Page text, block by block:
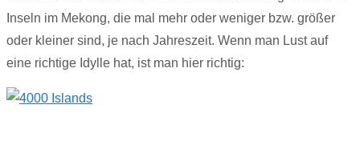
Inseln im Mekong, die mal mehr oder weniger bzw. größer
oder kleiner sind, je nach Jahreszeit. Wenn man Lust auf
eine richtige Idylle hat, ist man hier richtig: